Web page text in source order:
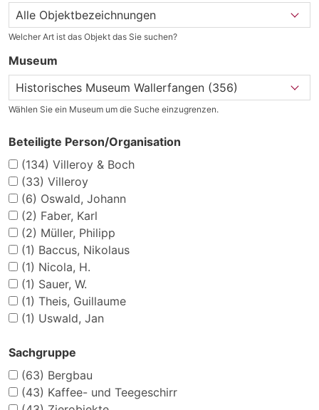
Welcher Art ist das Objekt das Sie suchen?
Museum
Wählen Sie ein Museum um die Suche einzugrenzen.
Beteiligte Person/Organisation
(134) Villeroy & Boch
(33) Villeroy
(6) Oswald, Johann
(2) Faber, Karl
(2) Müller, Philipp
(1) Baccus, Nikolaus
(1) Nicola, H.
(1) Sauer, W.
(1) Theis, Guillaume
(1) Uswald, Jan
Sachgruppe
(63) Bergbau
(43) Kaffee- und Teegeschirr